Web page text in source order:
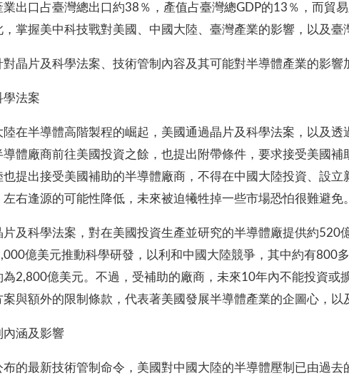
出口占臺灣總出口約38％，產值占臺灣總GDP的13％，而貿
掌握美中科技戰對美國、中國大陸、臺灣產業的影響，以及臺
對晶片及科學法案、技術管制內容及其可能對半導體產業的影響
學法案
在半導體高階製程的崛起，美國通過晶片及科學法案，以及
體廠商前往美國投資之餘，也提出附帶條件，要求接受美國
也提出接受美國補助的半導體廠商，不得在中國大陸投資、設
右逢源的可能性降低，未來被迫犧牲掉一些市場恐怕很難避免。
及科學法案，對在美國投資生產並研究的半導體廠提供約
億美元推動科學研發，以利和中國大陸競爭，其中約有800
2,800億美元。不過，受補助的廠商，未來10年內不能投資
與額外的限制條款，代表著美國發展半導體產業的企圖心，以
內涵及影響
的最新技術管制命令，美國對中國大陸的半導體壓制已由過